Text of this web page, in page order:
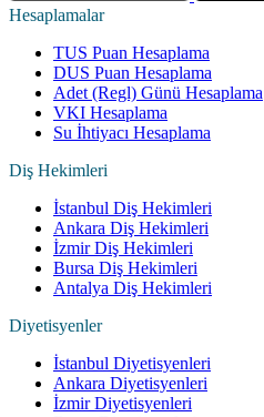
Hesaplamalar
TUS Puan Hesaplama
DUS Puan Hesaplama
Adet (Regl) Günü Hesaplama
VKI Hesaplama
Su İhtiyacı Hesaplama
Diş Hekimleri
İstanbul Diş Hekimleri
Ankara Diş Hekimleri
İzmir Diş Hekimleri
Bursa Diş Hekimleri
Antalya Diş Hekimleri
Diyetisyenler
İstanbul Diyetisyenleri
Ankara Diyetisyenleri
İzmir Diyetisyenleri